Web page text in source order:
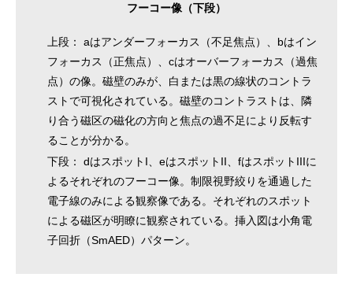
フーコー像（下段）
上段： aはアンダーフォーカス（不足焦点）、bはイン
フォーカス（正焦点）、cはオーバーフォーカス（過焦
点）の像。磁壁のみが、白または黒の線状のコントラ
ストで可視化されている。磁壁のコントラストは、隣
り合う磁区の磁化の方向と焦点の過不足により反転す
ることが分かる。
下段： dはスポットI、eはスポットII、fはスポットIIIに
よるそれぞれのフーコー像。制限視野絞りを通過した
電子線のみによる観察像である。それぞれのスポット
による磁区が明瞭に観察されている。挿入図は小角電
子回折（SmAED）パターン。